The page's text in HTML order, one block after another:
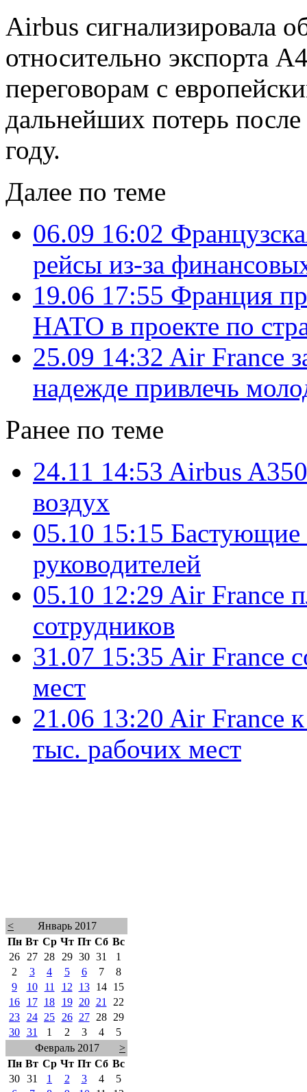
Airbus сигнализировала
относительно экспорта
переговорам с
дальнейших потерь
году.
Далее по теме
06.09 16:02
рейсы из-за
19.06 17:55 Франция
НАТО в проекте по
25.09 14:32 Air France
надежде привлечь
Ранее по теме
24.11 14:53 Airbus
воздух
05.10 15:15 Бастующие
руководителей
05.10 12:29 Air France
сотрудников
31.07 15:35 Air France
мест
21.06 13:20 Air France
тыс. рабочих мест
<
Январь 2017
Пн Вт Ср Чт Пт Сб Вс
26
27 28 29 30 31
1
2
3 4 5 6 7
8
9
10 11 12 13 14
15
16
17 18 19 20 21
22
23
24 25 26 27 28
29
30 31 1 2 3 4
5
Февраль 2017
>
Пн Вт Ср Чт Пт Сб Вс
30 31 1 2 3 4
5